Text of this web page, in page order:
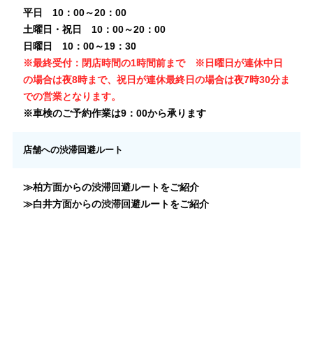
平日 10：00～20：00
土曜日・祝日 10：00～20：00
日曜日 10：00～19：30
※最終受付：閉店時間の1時間前まで ※日曜日が連休中日
の場合は夜8時まで、祝日が連休最終日の場合は夜7時30分ま
での営業となります。
※車検のご予約作業は9：00から承ります
店舗への渋滞回避ルート
≫柏方面からの渋滞回避ルートをご紹介
≫白井方面からの渋滞回避ルートをご紹介